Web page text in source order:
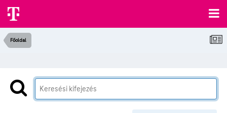
Főoldal